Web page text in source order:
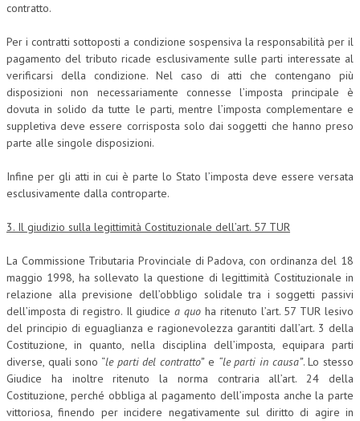
CORSI ENTI TERZI
PUBBLICAZIONI
BOLLETTINO FINANZIAMENTI
TELEGRAM
DOCUMENTI
MATERIALE DIDATTICO
INVITI E PROMOZIONI
contratto.
Per i contratti sottoposti a condizione sospensiva la responsabilità per il
pagamento del tributo ricade esclusivamente sulle parti interessate al
verificarsi della condizione. Nel caso di atti che contengano più
disposizioni non necessariamente connesse l’imposta principale è
dovuta in solido da tutte le parti, mentre l’imposta complementare e
suppletiva deve essere corrisposta solo dai soggetti che hanno preso
parte alle singole disposizioni.
Infine per gli atti in cui è parte lo Stato l’imposta deve essere versata
esclusivamente dalla controparte.
3. Il giudizio sulla legittimità Costituzionale dell’art. 57 TUR
La Commissione Tributaria Provinciale di Padova, con ordinanza del 18
maggio 1998, ha sollevato la questione di legittimità Costituzionale in
relazione alla previsione dell’obbligo solidale tra i soggetti passivi
dell’imposta di registro. Il giudicea quo ha ritenuto l’art. 57 TUR lesivo
del principio di eguaglianza e ragionevolezza garantiti dall’art. 3 della
Costituzione, in quanto, nella disciplina dell’imposta, equipara parti
diverse, quali sono “le parti del contratto”e “le parti in causa”. Lo stesso
Giudice ha inoltre ritenuto la norma contraria all’art. 24 della
Costituzione, perché obbliga al pagamento dell’imposta anche la parte
vittoriosa, finendo per incidere negativamente sul diritto di agire in